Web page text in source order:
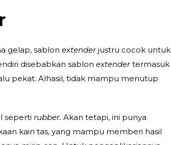
gelap, sablonextenderjustru cocok untuk
disebabkan sablonextendertermasuk
pekat. Alhasil, tidak mampu menutup
seperti rubber.Akan tetapi, ini punya
kain tas, yang mampu memberi hasil